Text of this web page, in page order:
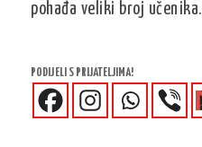
pohađa veliki broj učenika.
PODIJELI S PRIJATELJIMA!